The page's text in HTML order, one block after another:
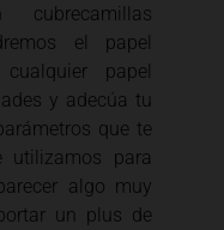
el papel
papel
y adecúa tu
que te
utilizamos para
algo muy
un plus de